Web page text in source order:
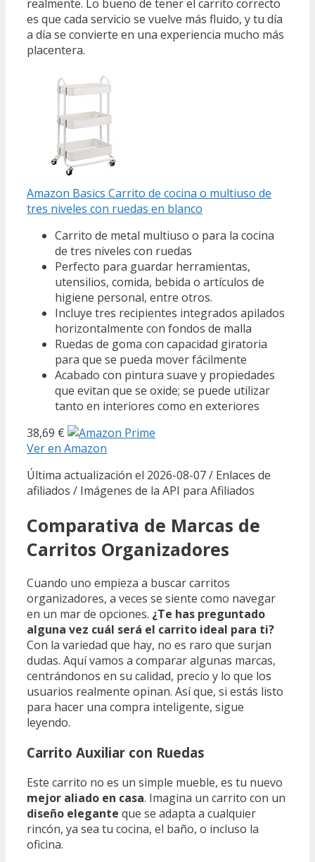
realmente. Lo bueno de tener el carrito correcto
es que cada servicio se vuelve más fluido, y tu día
a día se convierte en una experiencia mucho más
placentera.
Amazon Basics Carrito de cocina o multiuso de
tres niveles con ruedas en blanco
Carrito de metal multiuso o para la cocina
de tres niveles con ruedas
Perfecto para guardar herramientas,
utensilios, comida, bebida o artículos de
higiene personal, entre otros.
Incluye tres recipientes integrados apilados
horizontalmente con fondos de malla
Ruedas de goma con capacidad giratoria
para que se pueda mover fácilmente
Acabado con pintura suave y propiedades
que evitan que se oxide; se puede utilizar
tanto en interiores como en exteriores
38,69 €
Ver en Amazon
Última actualización el 2026-08-07 / Enlaces de
afiliados / Imágenes de la API para Afiliados
Comparativa de Marcas de
Carritos Organizadores
Cuando uno empieza a buscar carritos
organizadores, a veces se siente como navegar
en un mar de opciones. ¿Te has preguntado
alguna vez cuál será el carrito ideal para ti?
Con la variedad que hay, no es raro que surjan
dudas. Aquí vamos a comparar algunas marcas,
centrándonos en su calidad, precio y lo que los
usuarios realmente opinan. Así que, si estás listo
para hacer una compra inteligente, sigue
leyendo.
Carrito Auxiliar con Ruedas
Este carrito no es un simple mueble, es tu nuevo
mejor aliado en casa. Imagina un carrito con un
diseño elegante que se adapta a cualquier
rincón, ya sea tu cocina, el baño, o incluso la
oficina.